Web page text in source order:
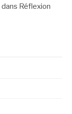
dans Réflexion